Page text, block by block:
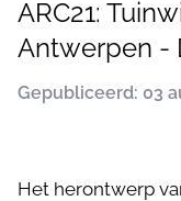
ARC21:
Antwerpen -
Gepubliceerd: 03
Het herontwerp